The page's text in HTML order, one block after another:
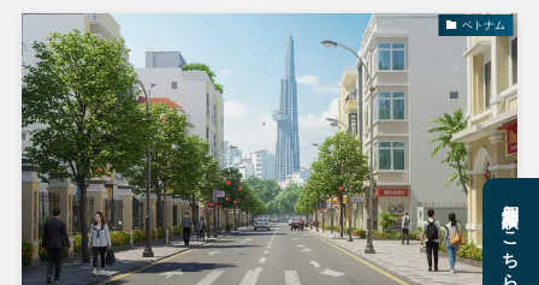
ベトナム
個別相談はこちら